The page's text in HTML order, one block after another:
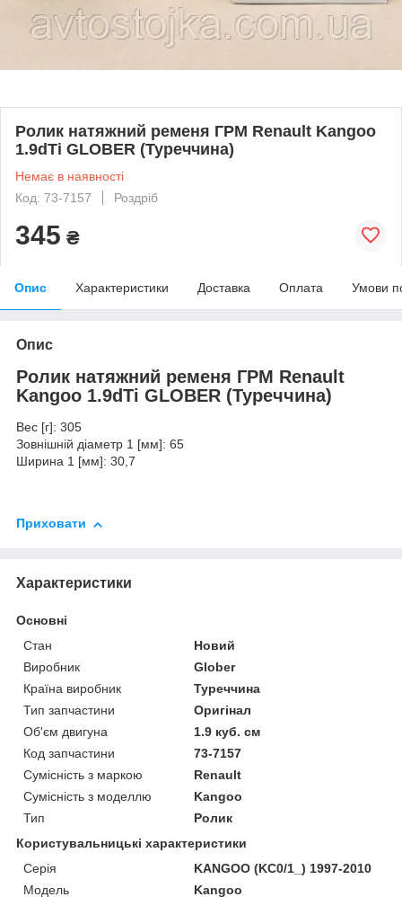
Ролик натяжний ременя ГРМ Renault Kangoo
1.9dTi GLOBER (Туреччина)
Немає в наявності
Код: 73-7157
Роздріб
345 ₴
Опис Характеристики Доставка Оплата Умови
Опис
Ролик натяжний ременя ГРМ Renault
Kangoo 1.9dTi GLOBER (Туреччина)
Вес [г]: 305
Зовнішній діаметр 1 [мм]: 65
Ширина 1 [мм]: 30,7
Приховати
Характеристики
Основні
Стан
Новий
Виробник
Glober
Країна виробник
Туреччина
Тип запчастини
Оригінал
Об'єм двигуна
1.9 куб. см
Код запчастини
73-7157
Сумісність з маркою
Renault
Сумісність з моделлю
Kangoo
Тип
Ролик
Користувальницькі характеристики
Серія
KANGOO (KC0/1_) 1997-2010
Модель
Kangoo